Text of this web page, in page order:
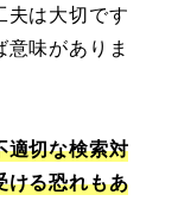
夫は大切です
味がありま
適切な検索対
ける恐れもあ